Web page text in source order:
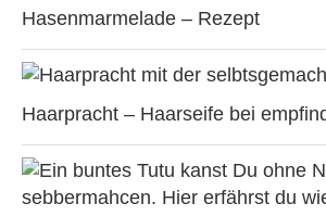
Hasenmarmelade – Rezept
Haarpracht – Haarseife bei